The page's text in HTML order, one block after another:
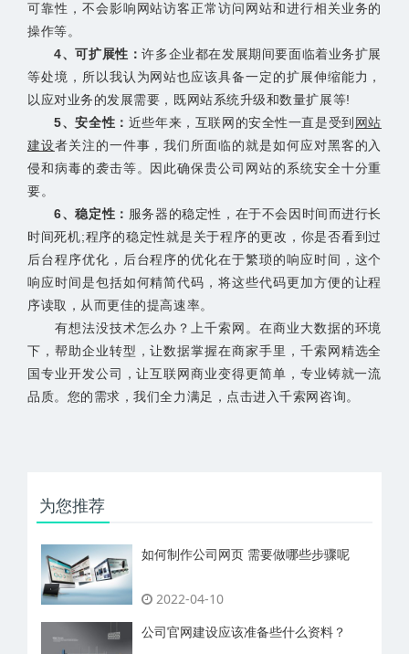
可靠性，不会影响网站访客正常访问网站和进行相关业务的
操作等。
4、可扩展性：许多企业都在发展期间要面临着业务扩展
等处境，所以我认为网站也应该具备一定的扩展伸缩能力，
以应对业务的发展需要，既网站系统升级和数量扩展等!
5、安全性： 近些年来，互联网的安全性一直是受到 网站
建设者关注的一件事，我们所面临的就是如何应对黑客的入
侵和病毒的袭击等。因此确保贵公司网站的系统安全十分重
要。
6、稳定性： 服务器的稳定性，在于不会因时间而进行长
时间死机;程序的稳定性就是关于程序的更改，你是否看到过
后台程序优化，后台程序的优化在于繁琐的响应时间，这个
响应时间是包括如何精简代码，将这些代码更加方便的让程
序读取，从而更佳的提高速率。
有想法没技术怎么办？上千索网。在商业大数据的环境
下，帮助企业转型，让数据掌握在商家手里，千索网精选全
国专业开发公司
，让互联网商业变得更简单，专业铸就一流
品质。您的需求，我们全力满足，点击进入千索网咨询。
为您推荐
如何制作公司网页 需要做哪些步骤呢
2022-04-10
公司官网建设应该准备些什么资料？